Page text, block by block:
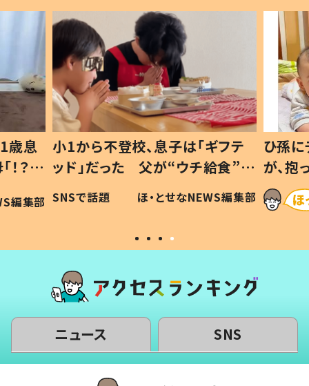
歳息
？」
編集部
小1から不登校、息子は「ギフテ
ッド」だった 父が“ウチ給食”を
作り続ける理由とは #令和の親
#令和の子
SNSで話題 ほ・とせなNEWS編集部
ひ孫
が、
「涙が
い」
ニュース SNS